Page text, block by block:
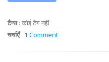
टैग्स: कोई टैग नहीं
चर्चाएँ: 1 Comment